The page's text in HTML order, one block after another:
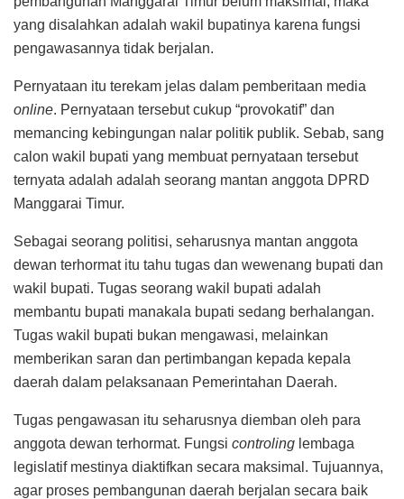
yang disalahkan adalah wakil bupatinya karena fungsi
pengawasannya tidak berjalan.
Pernyataan itu terekam jelas dalam pemberitaan media
online. Pernyataan tersebut cukup “provokatif” dan
memancing kebingungan nalar politik publik. Sebab, sang
calon wakil bupati yang membuat pernyataan tersebut
ternyata adalah adalah seorang mantan anggota DPRD
Manggarai Timur.
Sebagai seorang politisi, seharusnya mantan anggota
dewan terhormat itu tahu tugas dan wewenang bupati dan
wakil bupati. Tugas seorang wakil bupati adalah
membantu bupati manakala bupati sedang berhalangan.
Tugas wakil bupati bukan mengawasi, melainkan
memberikan saran dan pertimbangan kepada kepala
daerah dalam pelaksanaan Pemerintahan Daerah.
Tugas pengawasan itu seharusnya diemban oleh para
anggota dewan terhormat. Fungsi controling lembaga
legislatif mestinya diaktifkan secara maksimal. Tujuannya,
agar proses pembangunan daerah berjalan secara baik